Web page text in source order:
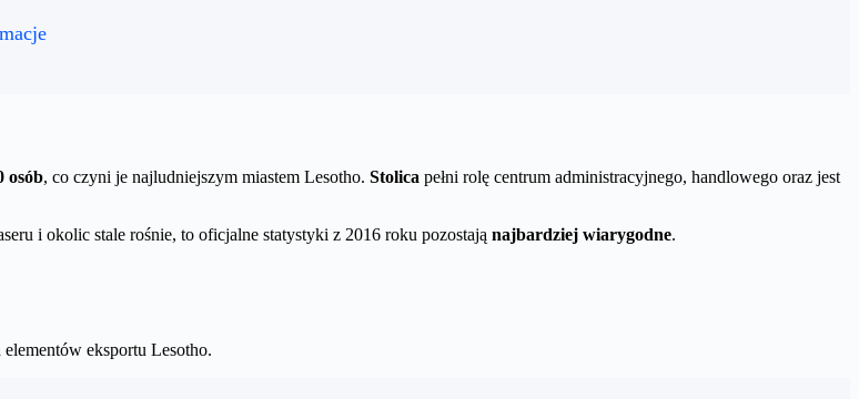
osób, co czyni je najludniejszym miastem Lesotho. Stolica pełni rolę centrum administracyjnego, handlowego oraz jest
i okolic stale rośnie, to oficjalne statystyki z 2016 roku pozostają najbardziej wiarygodne.
eksportu Lesotho.